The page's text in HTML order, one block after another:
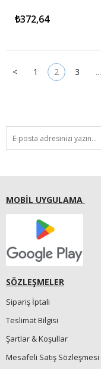
₺372,64
< 1 2 3 ...
MOBİL UYGULAMA
SÖZLEŞMELER
Sipariş İptali
Teslimat Bilgisi
Şartlar & Koşullar
Mesafeli Satış Sözleşmesi